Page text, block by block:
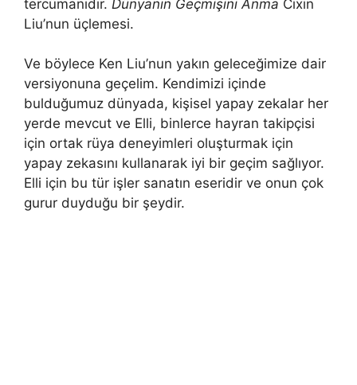
tercümanıdır. Dünyanın Geçmişini Anma Cixin
Liu’nun üçlemesi.
Ve böylece Ken Liu’nun yakın geleceğimize dair
versiyonuna geçelim. Kendimizi içinde
bulduğumuz dünyada, kişisel yapay zekalar her
yerde mevcut ve Elli, binlerce hayran takipçisi
için ortak rüya deneyimleri oluşturmak için
yapay zekasını kullanarak iyi bir geçim sağlıyor.
Elli için bu tür işler sanatın eseridir ve onun çok
gurur duyduğu bir şeydir.